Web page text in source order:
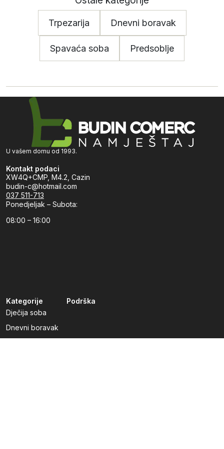
Trpezarija Dnevni boravak
Spavaća soba Predsoblje
U vašem domu od 1993.
Kontakt podaci
XW4Q+CMP, M4.2, Cazin
budin-c@hotmail.com
037 511-713
Ponedjeljak – Subota:
08:00 – 16:00
Kategorije
Dječija soba
Dnevni boravak
Podrška